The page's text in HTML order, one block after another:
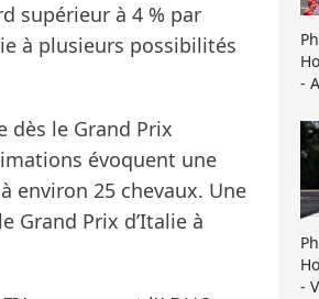
supérieur à 4 % par
à plusieurs possibilités
dès le Grand Prix
évoquent une
environ 25 chevaux. Une
Grand Prix d’Italie à
-
-